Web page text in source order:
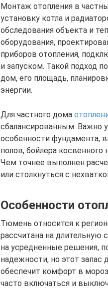
Монтаж отопления в
установку котла и
обследования объекта и
оборудования,
приборов отопления,
и запуском. Такой подход
дом, его площадь,
энергии.
Для частного дома
сбалансированным. Важно
особенности фундамента,
полов, бойлера косвенного
Чем точнее выполнен
или столкнуться с
Особенности
Тюмень относится к
рассчитана на длительную
на усредненные решения,
надежности, но этот
обеспечит комфорт в
часто включаться и